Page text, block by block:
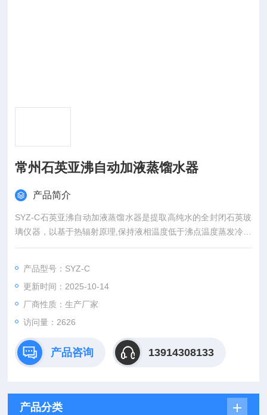
常州石英亚沸自动加液蒸馏水器
产品简介
SYZ-C石英亚沸自动加液蒸馏水器是提取高纯水的全封闭石英玻
璃仪器，以基于热辐射原理,保持液相温度低于沸点温度蒸发冷凝
而制取高纯水，它由提纯器、石英储水瓶和仪器工作架三部分组
产品型号：SYZ-C
更新时间：2025-10-14
厂商性质：生产厂家
访问量：2626
产品咨询 13914308133
产品分类